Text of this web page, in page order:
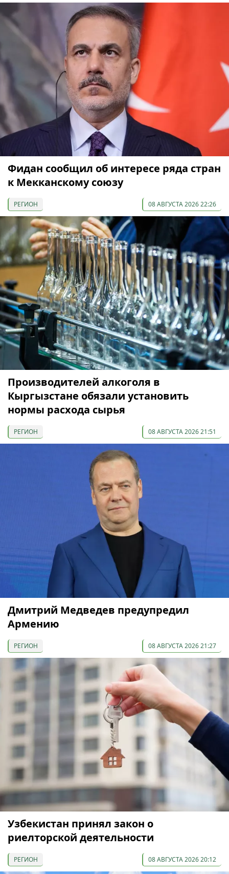
Фидан сообщил об интересе ряда стран
к Мекканскому союзу
РЕГИОН 08 АВГУСТА 2026 22:26
Производителей алкоголя в
Кыргызстане обязали установить
нормы расхода сырья
РЕГИОН 08 АВГУСТА 2026 21:51
Дмитрий Медведев предупредил
Армению
РЕГИОН 08 АВГУСТА 2026 21:27
Узбекистан принял закон о
риелторской деятельности
РЕГИОН 08 АВГУСТА 2026 20:12